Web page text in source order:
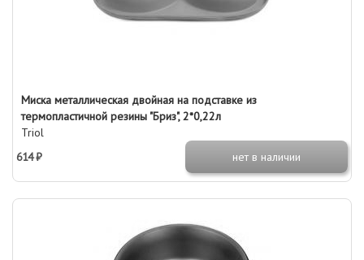
Миска металлическая двойная на подставке из
термопластичной резины "Бриз", 2*0,22л
Triol
614 ₽
нет в наличии